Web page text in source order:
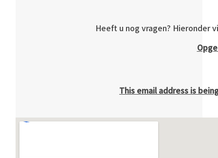
Heeft u nog vragen? Hieronder
This email address is